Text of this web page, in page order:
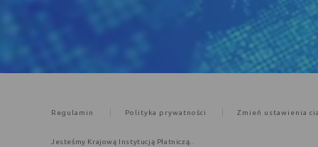
Regulamin Polityka prywatności Zmień ustawienia
Jesteśmy Krajową Instytucją Płatniczą..